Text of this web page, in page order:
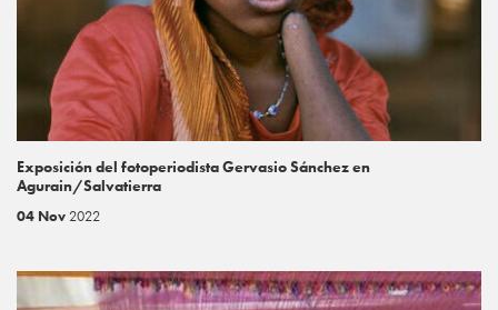
Exposición del fotoperiodista Gervasio Sánchez en
Agurain/Salvatierra
04 Nov 2022